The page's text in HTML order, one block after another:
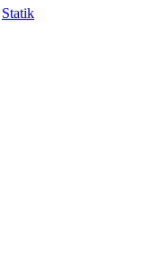
Statik